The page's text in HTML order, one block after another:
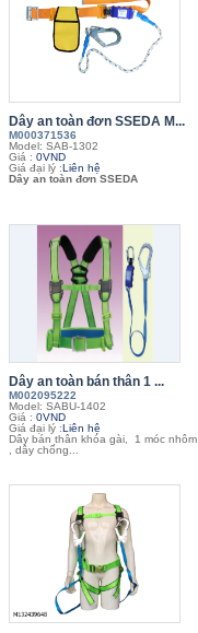
Dây an toàn đơn SSEDA M...
M000371536
Model: SAB-1302
Giá : 0VND
Giá đại lý :Liên hệ
Dây an toàn đơn SSEDA
Dây an toàn bán thân 1 ...
M002095222
Model: SABU-1402
Giá : 0VND
Giá đại lý :Liên hệ
Dây bán thân khóa gài, 1 móc nhôm
, dây chống...